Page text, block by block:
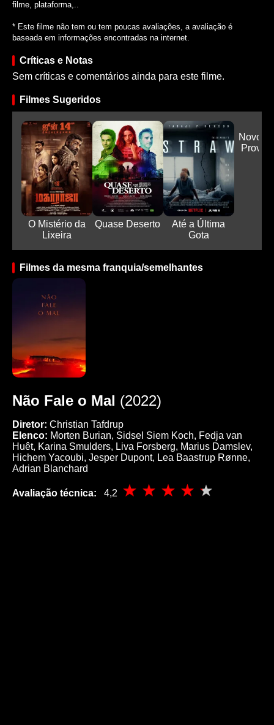
filme, plataforma,..
* Este filme não tem ou tem poucas avaliações, a avaliação é
baseada em informações encontradas na internet.
Críticas e Notas
Sem críticas e comentários ainda para este filme.
Filmes Sugeridos
O Mistério da
Lixeira
Quase Deserto
Até a Última
Gota
Prova
Filmes da mesma franquia/semelhantes
Não Fale o Mal (2022)
Diretor: Christian Tafdrup
Elenco: Morten Burian, Sidsel Siem Koch, Fedja van
Huêt, Karina Smulders, Liva Forsberg, Marius Damslev,
Hichem Yacoubi, Jesper Dupont, Lea Baastrup Rønne,
Adrian Blanchard
Avaliação técnica: 4,2